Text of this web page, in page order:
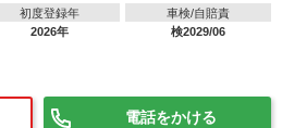
初度登録年
2026年
車検/自賠責
検2029/06
電話をかける